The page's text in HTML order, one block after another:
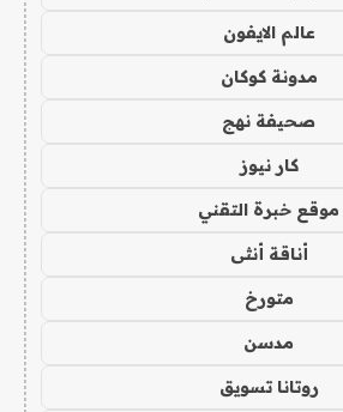
عالم الايفون
مدونة كوكان
صحيفة نهج
كار نيوز
موقع خبرة التقني
أناقة أنثى
متورخ
مدسن
روتانا تسويق